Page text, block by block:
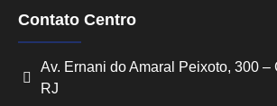
Contato Centro
Av. Ernani do Amaral Peixoto, 300 –
RJ